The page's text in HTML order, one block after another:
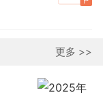
更多 >>